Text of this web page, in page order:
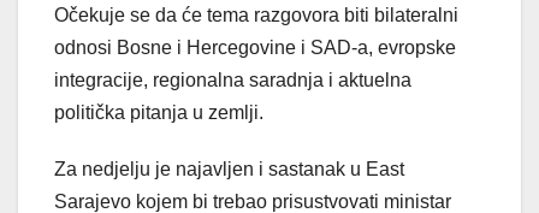
Očekuje se da će tema razgovora biti bilateralni
odnosi Bosne i Hercegovine i SAD-a, evropske
integracije, regionalna saradnja i aktuelna
politička pitanja u zemlji.
Za nedjelju je najavljen i sastanak u East
Sarajevo kojem bi trebao prisustvovati ministar